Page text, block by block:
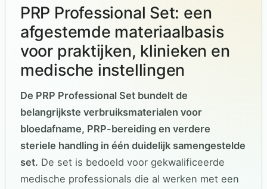
PRP Professional Set: een
afgestemde materiaalbasis
voor praktijken, klinieken en
medische instellingen
De PRP Professional Set bundelt de
belangrijkste verbruiksmaterialen voor
bloedafname, PRP-bereiding en verdere
steriele handling in één duidelijk samengestelde
set. De set is bedoeld voor gekwalificeerde
medische professionals die al werken met een